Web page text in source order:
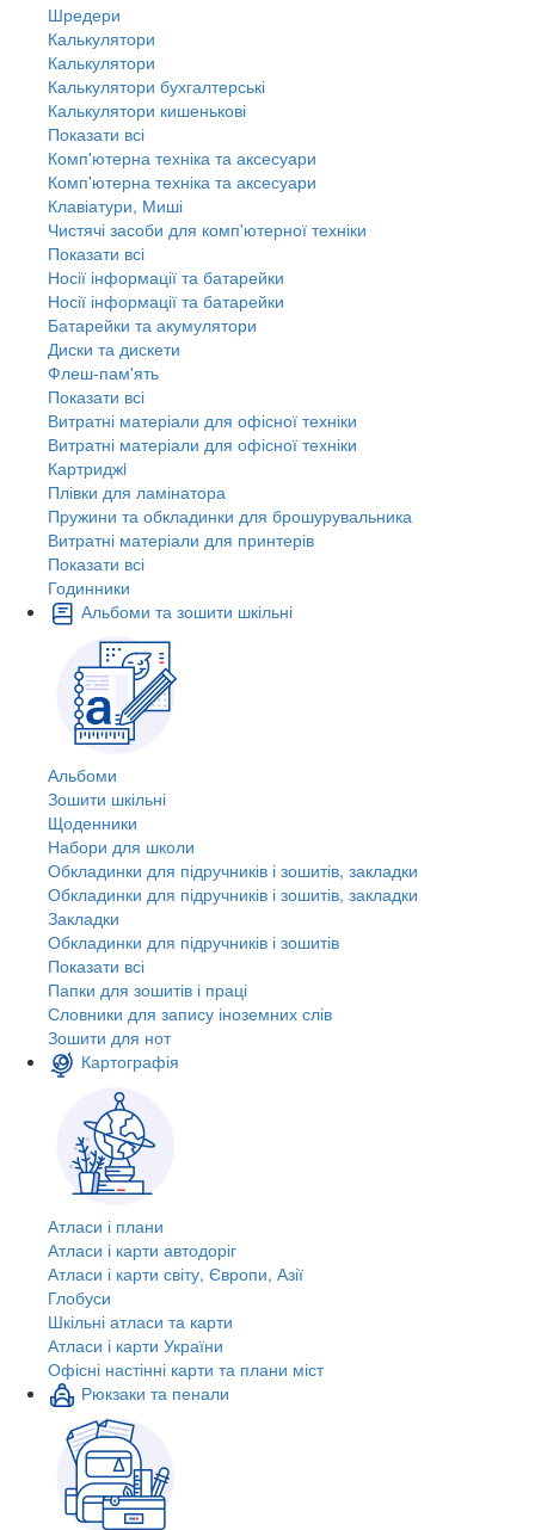
Шредери
Калькулятори
Калькулятори
Калькулятори бухгалтерські
Калькулятори кишенькові
Показати всі
Комп'ютерна техніка та аксесуари
Комп'ютерна техніка та аксесуари
Клавіатури, Миші
Чистячі засоби для комп'ютерної техніки
Показати всі
Носії інформації та батарейки
Носії інформації та батарейки
Батарейки та акумулятори
Диски та дискети
Флеш-пам'ять
Показати всі
Витратні матеріали для офісної техніки
Витратні матеріали для офісної техніки
Картриджi
Плівки для ламінатора
Пружини та обкладинки для брошурувальника
Витратні матеріали для принтерів
Показати всі
Годинники
Альбоми та зошити шкільні
Альбоми
Зошити шкільні
Щоденники
Набори для школи
Обкладинки для підручників і зошитів, закладки
Обкладинки для підручників і зошитів, закладки
Закладки
Обкладинки для підручників і зошитів
Показати всі
Папки для зошитів і праці
Словники для запису іноземних слів
Зошити для нот
Картографія
Атласи і плани
Атласи і карти автодоріг
Атласи і карти світу, Європи, Азії
Глобуси
Шкільні атласи та карти
Атласи і карти України
Офісні настінні карти та плани міст
Рюкзаки та пенали